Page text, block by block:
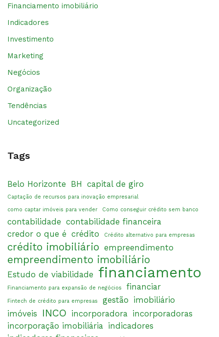
Financiamento imobiliário
Indicadores
Investimento
Marketing
Negócios
Organização
Tendências
Uncategorized
Tags
Belo Horizonte BH capital de giro
Captação de recursos para inovação empresarial
como captar imóveis para vender
Como conseguir crédito sem banco
contabilidade contabilidade financeira
credor o que é crédito Crédito alternativo para empresas
crédito imobiliário empreendimento
empreendimento imobiliário
Estudo de viabilidade financiamento
Financiamento para expansão de negócios financiar
Fintech de crédito para empresas gestão imobiliário
imóveis
INCO incorporadora incorporadoras
incorporação imobiliária indicadores